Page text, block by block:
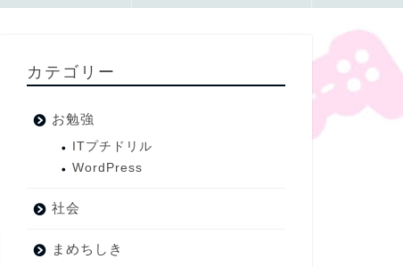
カテゴリー
お勉強
ITプチドリル
WordPress
社会
まめちしき